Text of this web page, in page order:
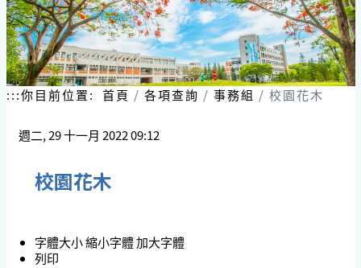
:::你目前位置: 首頁 各項查詢 事務組 校園花木
週二, 29 十一月 2022 09:12
校園花木
字體大小縮小字體加大字體
列印